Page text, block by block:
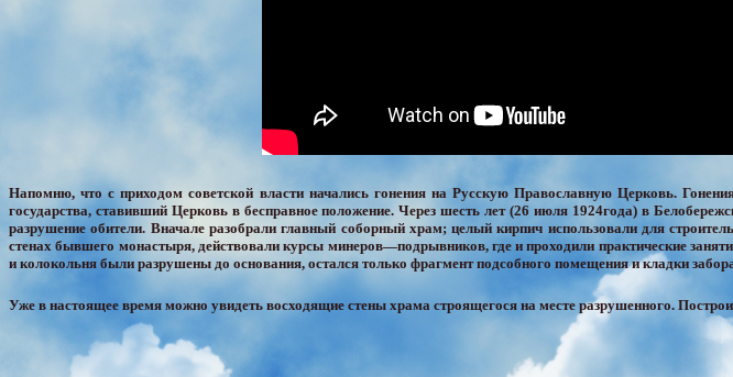
Напомню, что с приходом советской власти начались гонения на Русскую Православную Церковь.
государства, ставивший Церковь в бесправное положение. Через шесть лет (26 июля 1924года) в
разрушение обители. Вначале разобрали главный соборный храм; целый кирпич использовали для
стенах бывшего монастыря, действовали курсы минеров—подрывников, где и проходили практические
и колокольня были разрушены до основания, остался только фрагмент подсобного помещения и кладки
Уже в настоящее время можно увидеть восходящие стены храма строящегося на месте разрушенного.